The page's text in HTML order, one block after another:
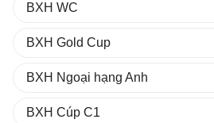
BXH WC
BXH Gold Cup
BXH Ngoại hạng Anh
BXH Cúp C1